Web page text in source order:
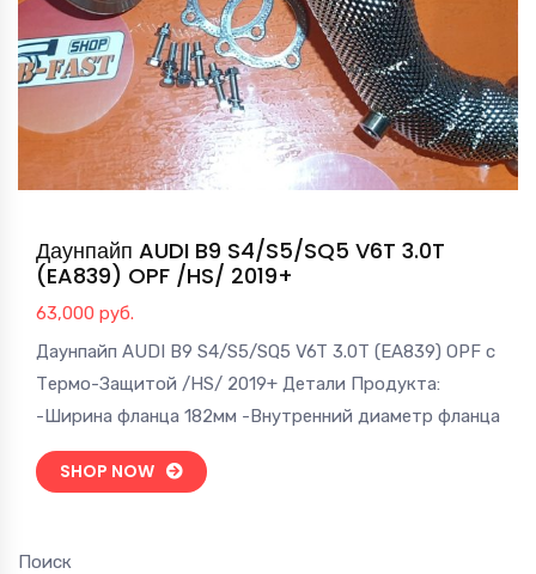
Поиск
Даунпайп AUDI B9 S4/S5/SQ5 V6T 3.0T
(EA839) OPF /HS/ 2019+
63,000 руб.
Даунпайп AUDI B9 S4/S5/SQ5 V6T 3.0T (EA839) OPF с
Термо-Защитой /HS/ 2019+ Детали Продукта:
-Ширина фланца 182мм -Внутренний диаметр фланца
SHOP NOW